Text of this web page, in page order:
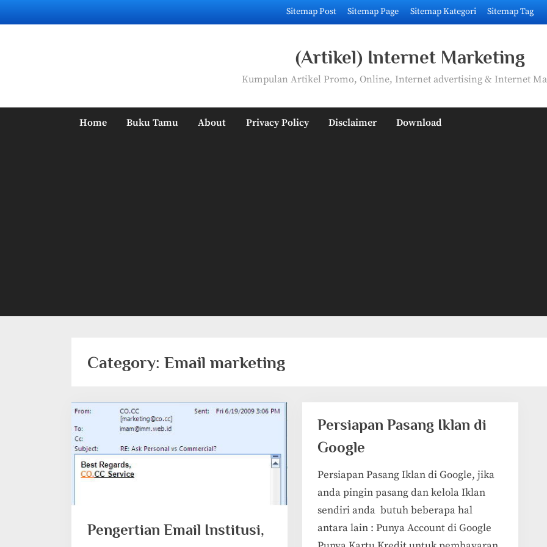
to
Sitemap Post Sitemap Page Sitemap Kategori Sitemap Tag
(Artikel) Internet Marketing
Kumpulan Artikel Promo, Online, Internet advertising & Internet
Home Buku Tamu About Privacy Policy Disclaimer Download
Category: Email marketing
Pengertian Email Institusi,
Persiapan Pasang Iklan di
Google
Persiapan Pasang Iklan di Google, jika
anda pingin pasang dan kelola Iklan
sendiri anda butuh beberapa hal
antara lain : Punya Account di Google